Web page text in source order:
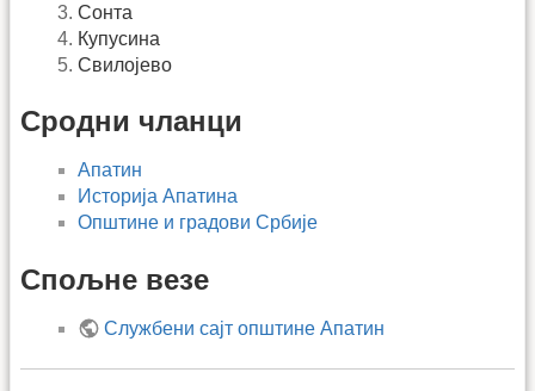
Сонта
Купусина
Свилојево
Сродни чланци
Апатин
Историја Апатина
Општине и градови Србије
Спољне везе
Службени сајт општине Апатин